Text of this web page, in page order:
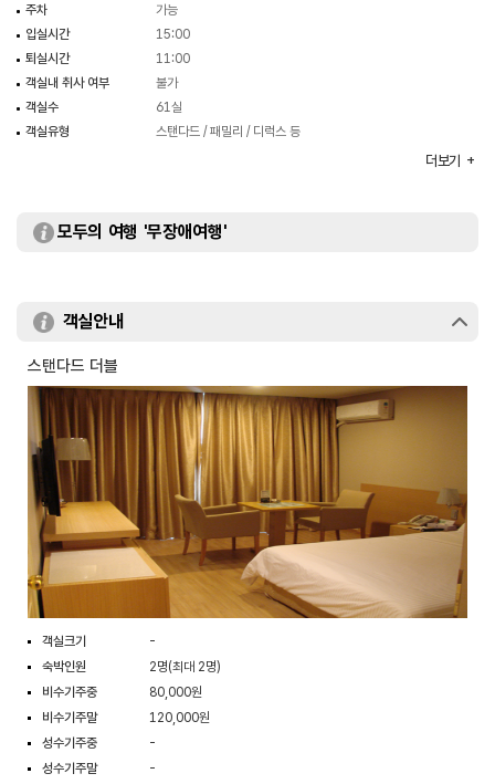
주차
가능
입실시간
15:00
퇴실시간
11:00
객실내 취사 여부
불가
객실수
61실
객실유형
스탠다드 / 패밀리 / 디럭스 등
더보기
모두의 여행 '무장애여행'
객실안내
스탠다드 더블
객실크기
-
숙박인원
2명(최대 2명)
비수기주중
80,000원
비수기주말
120,000원
성수기주중
-
성수기주말
-